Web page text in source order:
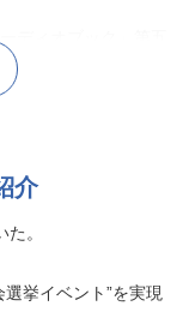
ディオブック」第五
海由梨奈さん、福緒
た。
挙イベント”を実現
介
。
挙イベント”を実現